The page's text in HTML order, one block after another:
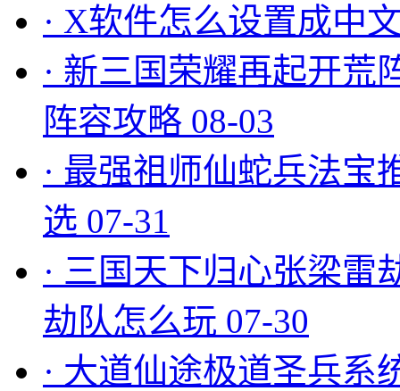
· X软件怎么设置成中
· 新三国荣耀再起开荒
阵容攻略 08-03
· 最强祖师仙蛇兵法宝
选 07-31
· 三国天下归心张梁雷
劫队怎么玩 07-30
· 大道仙途极道圣兵系